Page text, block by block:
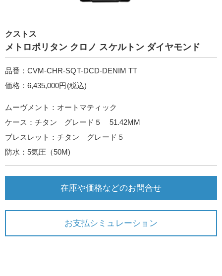
クストス
メトロポリタン クロノ スケルトン ダイヤモンド
品番：CVM-CHR-SQT-DCD-DENIM TT
価格：6,435,000円(税込)
ムーヴメント：オートマティック
ケース：チタン グレード５ 51.42MM
ブレスレット：チタン グレード５
防水：5気圧（50M)
在庫や価格などのお問合せ
お支払シミュレーション